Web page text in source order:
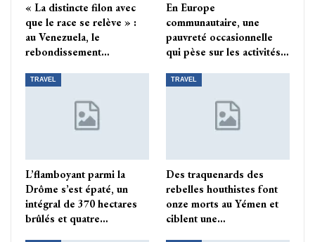
« La distincte filon avec
que le race se relève » :
au Venezuela, le
rebondissement…
En Europe
communautaire, une
pauvreté occasionnelle
qui pèse sur les activités…
TRAVEL
L’flamboyant parmi la
Drôme s’est épaté, un
intégral de 370 hectares
brûlés et quatre…
TRAVEL
Des traquenards des
rebelles houthistes font
onze morts au Yémen et
ciblent une…